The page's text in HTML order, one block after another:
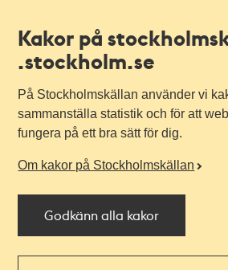
Kakor på
.stockholm.se
På Stockholmskällan använder vi
sammanställa statistik och för att
fungera på ett bra sätt för dig.
Om kakor på Stockholmskällan
Godkänn alla kakor